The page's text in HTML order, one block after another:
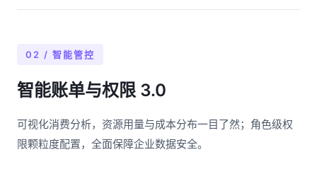
02 / 智能管控
智能账单与权限 3.0
可视化消费分析，资源用量与成本分布一目了然；角色级权
限颗粒度配置，全面保障企业数据安全。